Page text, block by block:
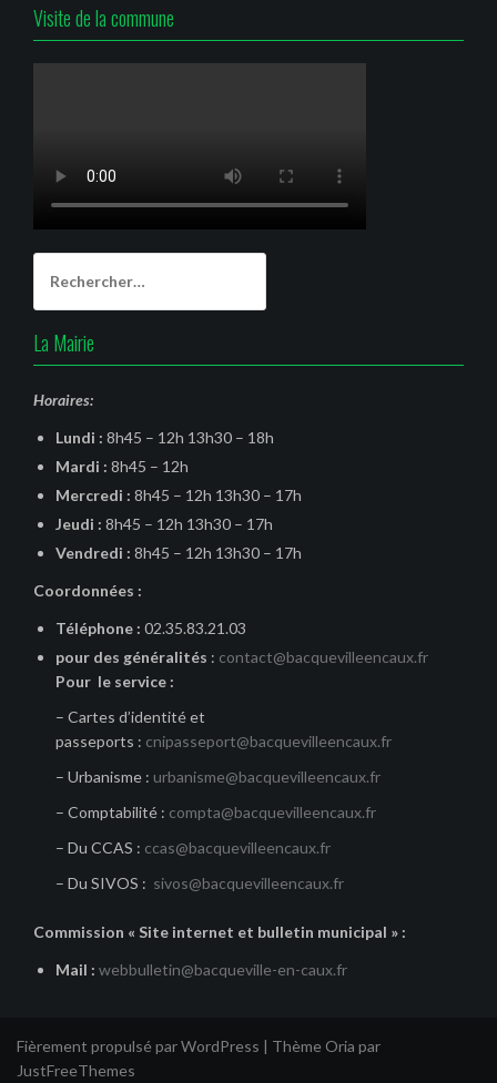
Visite de la commune
La Mairie
Horaires:
Lundi : 8h45 – 12h 13h30 – 18h
Mardi : 8h45 – 12h
Mercredi : 8h45 – 12h 13h30 – 17h
Jeudi : 8h45 – 12h 13h30 – 17h
Vendredi : 8h45 – 12h 13h30 – 17h
Coordonnées :
Téléphone : 02.35.83.21.03
pour des généralités : contact@bacquevilleencaux.fr
Pour le service :
– Cartes d’identité et
passeports : cnipasseport@bacquevilleencaux.fr
– Urbanisme : urbanisme@bacquevilleencaux.fr
– Comptabilité : compta@bacquevilleencaux.fr
– Du CCAS : ccas@bacquevilleencaux.fr
– Du SIVOS : sivos@bacquevilleencaux.fr
Commission « Site internet et bulletin municipal » :
Mail : webbulletin@bacqueville-en-caux.fr
Fièrement propulsé par WordPress | Thème Oria par
JustFreeThemes